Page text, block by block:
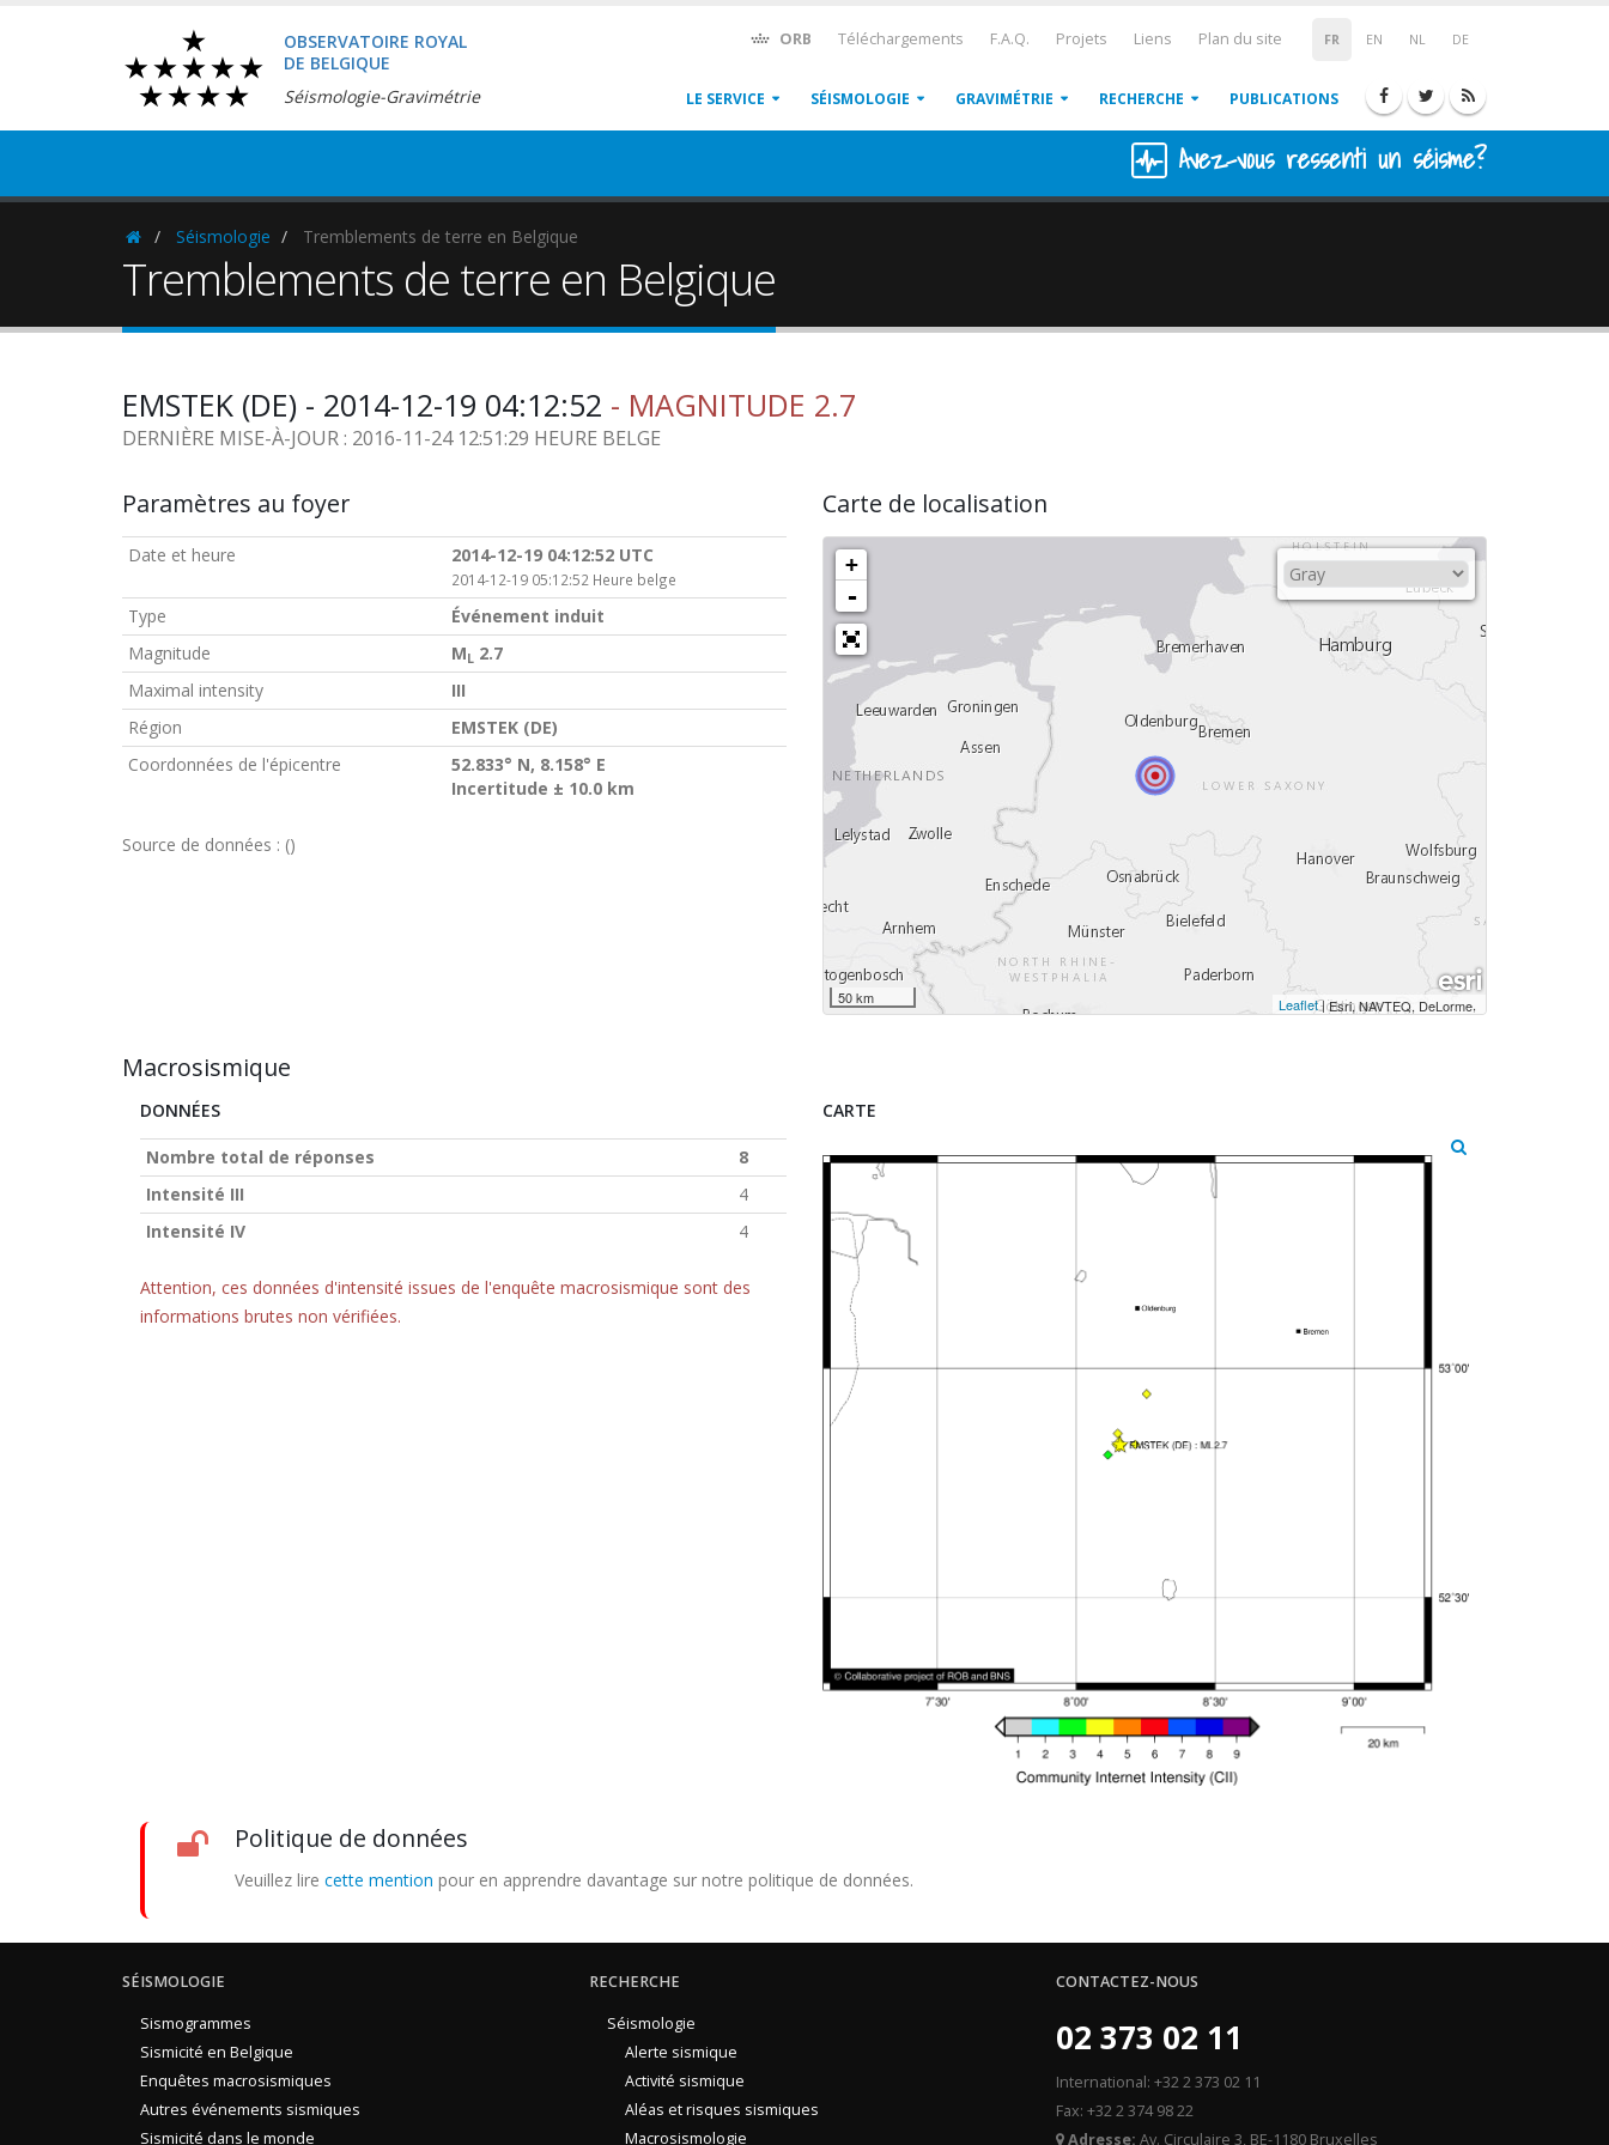
OBSERVATOIRE ROYAL
DE BELGIQUE
Séismologie-Gravimétrie
FR EN NL DE
ORB Téléchargements F.A.Q. Projets Liens Plan du site
LE SERVICE SÉISMOLOGIE GRAVIMÉTRIE RECHERCHE PUBLICATIONS
Avez-vous ressenti un séisme?
HomepageSéismologie Tremblements de terre en Belgique
Tremblements de terre en Belgique
EMSTEK (DE) - 2014-12-19 04:12:52 - MAGNITUDE 2.7
DERNIÈRE MISE-À-JOUR : 2016-11-24 12:51:29 HEURE BELGE
Paramètres au foyer
Date et heure 2014-12-19 04:12:52 UTC
2014-12-19 05:12:52 Heure belge
Type
Événement induit
Magnitude
ML 2.7
Maximal intensity
III
Région
EMSTEK (DE)
Coordonnées de l'épicentre
52.833° N, 8.158° E
Incertitude ± 10.0 km
Source de données : ()
Carte de localisation
+
-
50 km Leaflet|Esri, NAVTEQ, DeLorme,
Macrosismique
DONNÉES
Nombre total de réponses
8
Intensité III
4
Intensité IV
4
Attention, ces données d'intensité issues de l'enquête macrosismique sont des
informations brutes non vérifiées.
CARTE
Politique de données
Veuillez lire cette mention pour en apprendre davantage sur notre politique de données.
SÉISMOLOGIE
Sismogrammes
Sismicité en Belgique
Enquêtes macrosismiques
Autres événements sismiques
Sismicité dans le monde
RECHERCHE
Séismologie
Alerte sismique
Activité sismique
Aléas et risques sismiques
Macrosismologie
CONTACTEZ-NOUS
02 373 02 11
International: +32 2 373 02 11
Fax: +32 2 374 98 22
Adresse: Av. Circulaire 3, BE-1180 Bruxelles